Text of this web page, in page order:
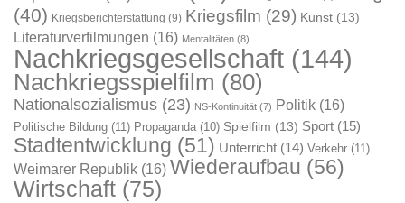
(40) Kriegsberichterstattung (9) Kriegsfilm (29) Kunst (13)
Literaturverfilmungen (16) Mentalitäten (8)
Nachkriegsgesellschaft (144)
Nachkriegsspielfilm (80)
Nationalsozialismus (23) NS-Kontinuität (7) Politik (16)
Politische Bildung (11) Propaganda (10) Spielfilm (13) Sport (15)
Stadtentwicklung (51) Unterricht (14) Verkehr (11)
Weimarer Republik (16) Wiederaufbau (56)
Wirtschaft (75)